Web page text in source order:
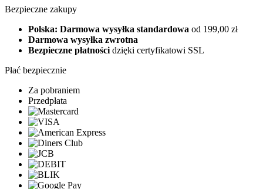
Bezpieczne zakupy
Polska: Darmowa wysyłka standardowa od 199,00 zł
Darmowa wysyłka zwrotna
Bezpieczne płatności dzięki certyfikatowi SSL
Płać bezpiecznie
Za pobraniem
Przedpłata